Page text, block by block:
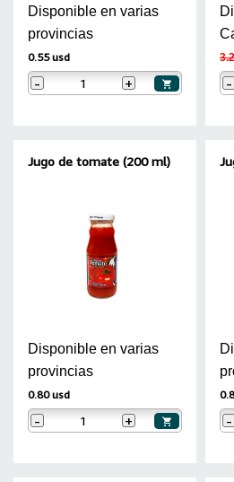
Disponible en varias
provincias
0.55 usd
- + -
Jugo de tomate (200 ml)
Disponible en varias
provincias
0.80 usd
- + -